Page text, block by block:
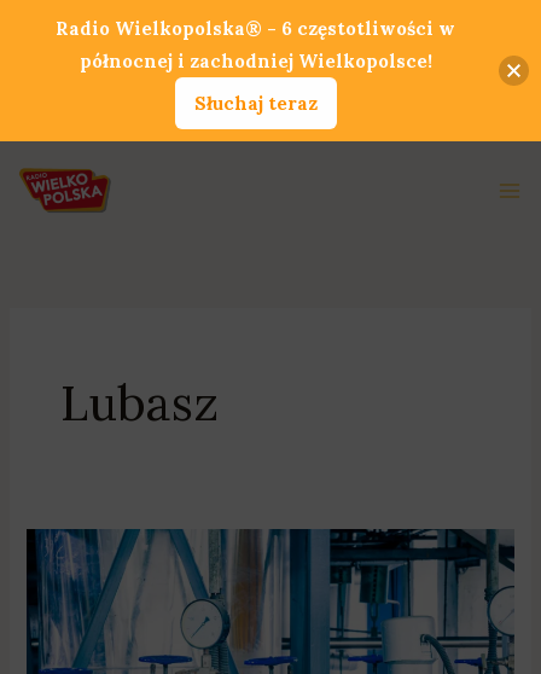
Lubasz
Cyberbezpieczne
wodociągi
w
Lubaszu
Radio Wielkopolska® - 6 częstotliwości w
północnej i zachodniej Wielkopolsce!
Słuchaj teraz